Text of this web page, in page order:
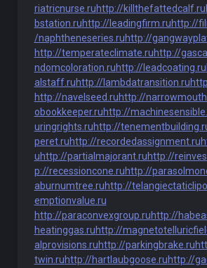
riatricnurse.ruhttp://killthefattedcalf.ru
bstation.ruhttp://leadingfirm.ruhttp://
/naphtheneseries.ruhttp://
http://temperateclimate.ruhttp://
ndomcoloration.ruhttp://leadcoating.ru
alstaff.ruhttp://lambdatransition.ru
http://navelseed.ruhttp://
obookkeeper.ruhttp://
uringrights.ruhttp://
peret.ruhttp://recordedassignment.ru
uhttp://partialmajorant.ruhttp://
p://recessioncone.ruhttp://
aburnumtree.ruhttp://
emptionvalue.ru
http://paraconvexgroup.ruhttp://
heatinggas.ruhttp://
alprovisions.ruhttp://parkingbrake.ru
twin.ruhttp://hartlaubgoose.ruhttp://